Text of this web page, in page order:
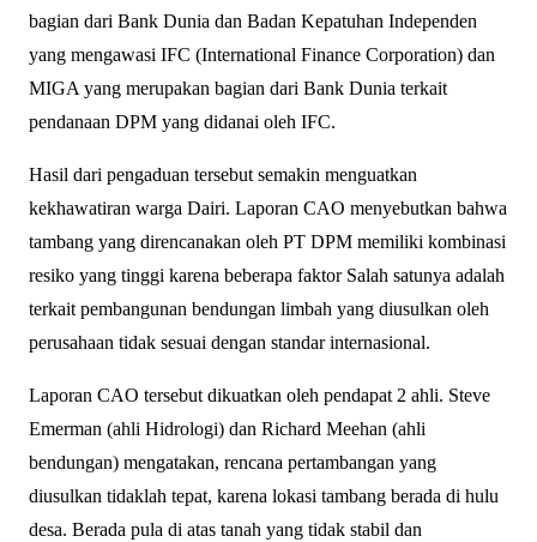
bagian dari Bank Dunia dan Badan Kepatuhan Independen
yang mengawasi IFC (International Finance Corporation) dan
MIGA yang merupakan bagian dari Bank Dunia terkait
pendanaan DPM yang didanai oleh IFC.
Hasil dari pengaduan tersebut semakin menguatkan
kekhawatiran warga Dairi. Laporan CAO menyebutkan bahwa
tambang yang direncanakan oleh PT DPM memiliki kombinasi
resiko yang tinggi karena beberapa faktor Salah satunya adalah
terkait pembangunan bendungan limbah yang diusulkan oleh
perusahaan tidak sesuai dengan standar internasional.
Laporan CAO tersebut dikuatkan oleh pendapat 2 ahli. Steve
Emerman (ahli Hidrologi) dan Richard Meehan (ahli
bendungan) mengatakan, rencana pertambangan yang
diusulkan tidaklah tepat, karena lokasi tambang berada di hulu
desa. Berada pula di atas tanah yang tidak stabil dan